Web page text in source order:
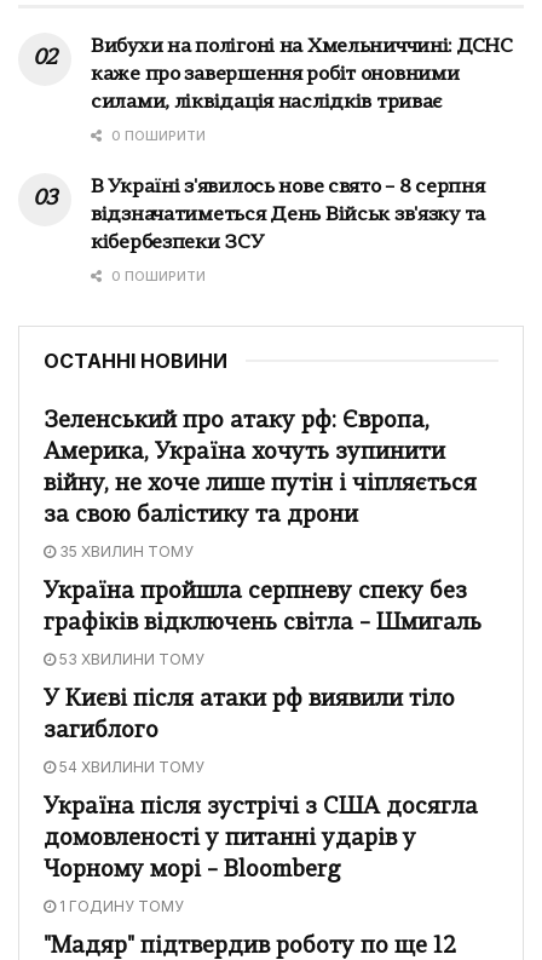
Вибухи на полігоні на Хмельниччині: ДСНС
каже про завершення робіт оновними
силами, ліквідація наслідків триває
0 ПОШИРИТИ
В Україні з'явилось нове свято – 8 серпня
відзначатиметься День Військ зв'язку та
кібербезпеки ЗСУ
0 ПОШИРИТИ
ОСТАННІ НОВИНИ
Зеленський про атаку рф: Європа,
Америка, Україна хочуть зупинити
війну, не хоче лише путін і чіпляється
за свою балістику та дрони
35 ХВИЛИН ТОМУ
Україна пройшла серпневу спеку без
графіків відключень світла – Шмигаль
53 ХВИЛИНИ ТОМУ
У Києві після атаки рф виявили тіло
загиблого
54 ХВИЛИНИ ТОМУ
Україна після зустрічі з США досягла
домовленості у питанні ударів у
Чорному морі – Bloomberg
1 ГОДИНУ ТОМУ
"Мадяр" підтвердив роботу по ще 12